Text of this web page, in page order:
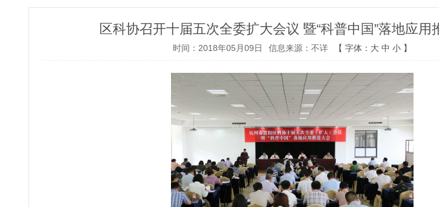
区科协召开十届五次全委扩大会议 暨“科普中国”落地应用
时间：2018年05月09日 信息来源：不详 【 字体： 大 中 小 】